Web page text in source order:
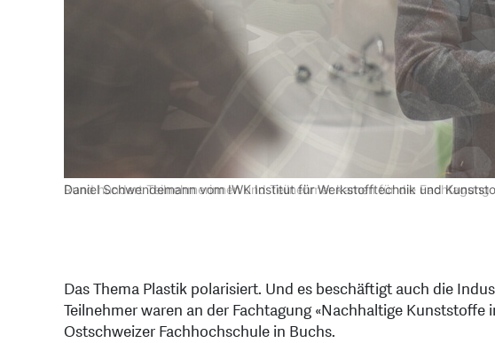
Rund hundert Teilnehmerinnen und Teilnehmer kamen für die
Daniel Schwendemann vom IWK Institut für Werkstofftechnik und
Neben den Referaten gab es an der Tagung eine Ausstellung.
v. l.: Jens Ulmer (IMP OST), Gustav Nyström (Empa) und David Schmid
Die Teilnehmenden nutzen die Pausen für den Austausch und Gespräche.
Das Thema Plastik polarisiert. Und es beschäftigt auch die
Teilnehmer waren an der Fachtagung «Nachhaltige Kunststoffe
Ostschweizer Fachhochschule in Buchs.